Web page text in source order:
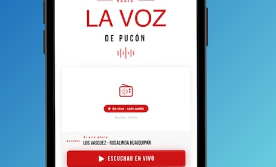
trabajo que tuvo el resultado esperado que fue
pero totalmente comprometidos porque este
con la campaña.
Ahora hay que unir fuerzas con
primarias”, señaló.
PC también se impuso, Loreto Fonseca apuntó a los
no son tal:
“Más que el fantasma o la
yo creo que el voto de las personas fue por
que tuvo Jeannett Jara mientras fue ministra,
y el aumento del salario mínimo”.